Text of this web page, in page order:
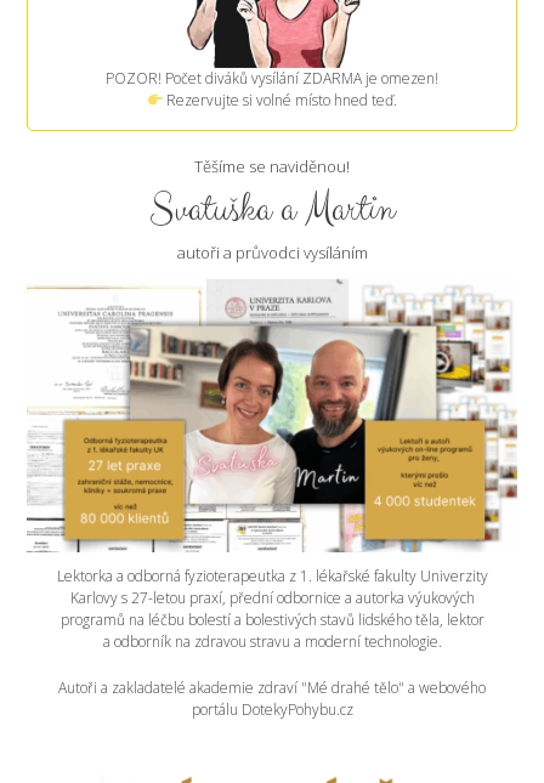
POZOR! Počet diváků vysílání ZDARMA je omezen!
Rezervujte si volné místo hned teď.
Těšíme se naviděnou!
Svatuška a Martin
autoři a průvodci vysíláním
Lektorka a odborná fyzioterapeutka z 1. lékařské fakulty Univerzity
Karlovy s 27-letou praxí, přední odbornice a autorka výukových
programů na léčbu bolestí a bolestivých stavů lidského těla, lektor
a odborník na zdravou stravu a moderní technologie.
Autoři a zakladatelé akademie zdraví "Mé drahé tělo" a webového
portálu DotekyPohybu.cz